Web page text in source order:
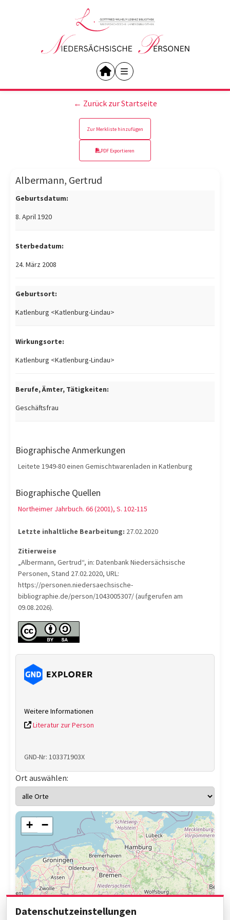
← Zurück zur Startseite
Zur Merkliste hinzufügen
PDF Exportieren
Albermann, Gertrud
Geburtsdatum:
8. April 1920
Sterbedatum:
24. März 2008
Geburtsort:
Katlenburg <Katlenburg-Lindau>
Wirkungsorte:
Katlenburg <Katlenburg-Lindau>
Berufe, Ämter, Tätigkeiten:
Geschäftsfrau
Biographische Anmerkungen
Leitete 1949-80 einen Gemischtwarenladen in Katlenburg
Biographische Quellen
Northeimer Jahrbuch. 66 (2001), S. 102-115
Letzte inhaltliche Bearbeitung: 27.02.2020
Zitierweise
„Albermann, Gertrud“, in: Datenbank Niedersächsische
Personen, Stand 27.02.2020, URL:
https://personen.niedersaechsische-
bibliographie.de/person/1043005307/ (aufgerufen am
09.08.2026).
Weitere Informationen
Literatur zur Person
GND-Nr: 103371903X
Ort auswählen:
+ −
Datenschutzeinstellungen